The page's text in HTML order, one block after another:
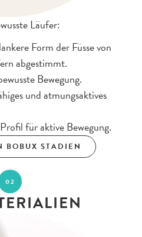
Läufer:
Form der Füsse von
abgestimmt.
Bewegung.
und atmungsaktives
für aktive Bewegung.
BOBUX STADIEN
02